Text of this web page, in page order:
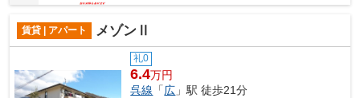
賃貸 | アパート メゾンⅡ
礼0
6.4万円
呉線 「広 」駅 徒歩21分